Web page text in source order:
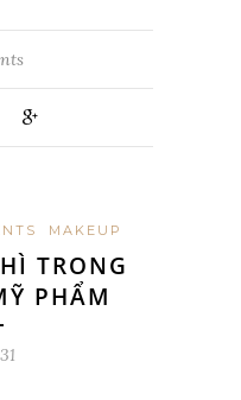
MAKEUP
TRONG
PHẨM